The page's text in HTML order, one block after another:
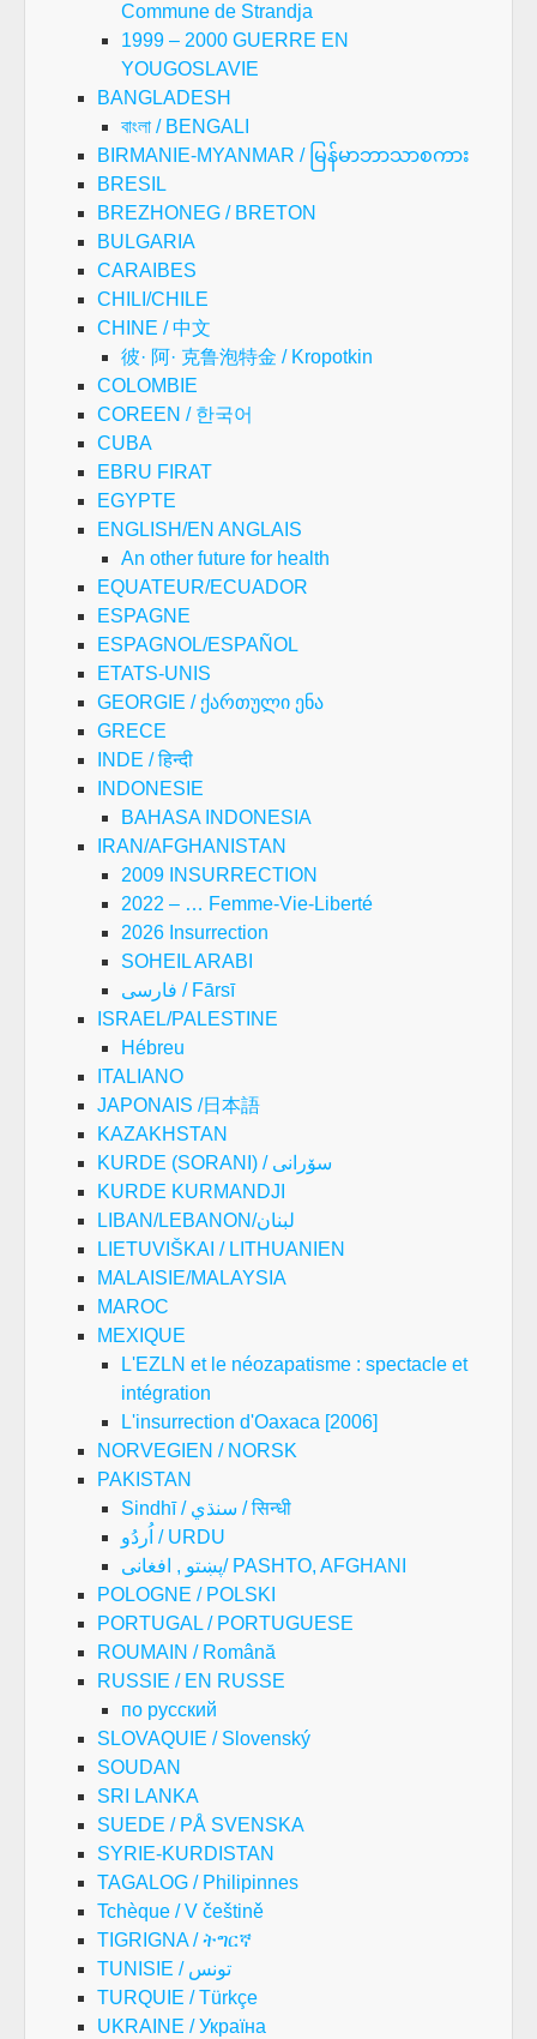
Commune de Strandja
1999 – 2000 GUERRE EN
YOUGOSLAVIE
BANGLADESH
বাংলা / BENGALI
BIRMANIE-MYANMAR / မြန်မာဘာသာစကား
BRESIL
BREZHONEG / BRETON
BULGARIA
CARAIBES
CHILI/CHILE
CHINE / 中文
彼· 阿· 克鲁泡特金 / Kropotkin
COLOMBIE
COREEN / 한국어
CUBA
EBRU FIRAT
EGYPTE
ENGLISH/EN ANGLAIS
An other future for health
EQUATEUR/ECUADOR
ESPAGNE
ESPAGNOL/ESPAÑOL
ETATS-UNIS
GEORGIE / ქართული ენა
GRECE
INDE / हिन्दी
INDONESIE
BAHASA INDONESIA
IRAN/AFGHANISTAN
2009 INSURRECTION
2022 – … Femme-Vie-Liberté
2026 Insurrection
SOHEIL ARABI
فارسی / Fārsī
ISRAEL/PALESTINE
Hébreu
ITALIANO
JAPONAIS /日本語
KAZAKHSTAN
KURDE (SORANI) / سۆرانی
KURDE KURMANDJI
LIBAN/LEBANON/لبنان
LIETUVIŠKAI / LITHUANIEN
MALAISIE/MALAYSIA
MAROC
MEXIQUE
L'EZLN et le néozapatisme : spectacle et
intégration
L'insurrection d'Oaxaca [2006]
NORVEGIEN / NORSK
PAKISTAN
Sindhī / سنڌي / सिन्धी
اُردُو / URDU
پښتو , افغانی/ PASHTO, AFGHANI
POLOGNE / POLSKI
PORTUGAL / PORTUGUESE
ROUMAIN / Română
RUSSIE / EN RUSSE
по русский
SLOVAQUIE / Slovenský
SOUDAN
SRI LANKA
SUEDE / PÅ SVENSKA
SYRIE-KURDISTAN
TAGALOG / Philipinnes
Tchèque / V češtině
TIGRIGNA / ትግርኛ
TUNISIE / تونس
TURQUIE / Türkçe
UKRAINE / Україна